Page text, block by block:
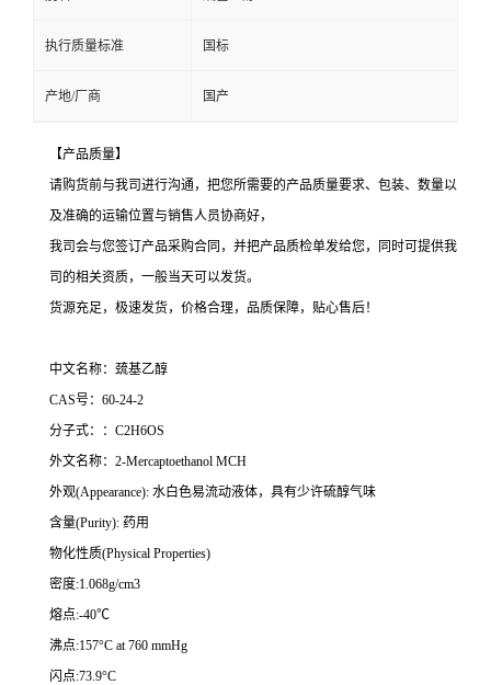
执行质量标准 国标
产地/厂商 国产
【产品质量】
请购货前与我司进行沟通，把您所需要的产品质量要求、包装、数量以
及准确的运输位置与销售人员协商好，
我司会与您签订产品采购合同，并把产品质检单发给您，同时可提供我
司的相关资质，一般当天可以发货。
货源充足，极速发货，价格合理，品质保障，贴心售后！
中文名称：巯基乙醇
CAS号：60-24-2
分子式：：C2H6OS
外文名称：2-Mercaptoethanol MCH
外观(Appearance): 水白色易流动液体，具有少许硫醇气味
含量(Purity): 药用
物化性质(Physical Properties)
密度:1.068g/cm3
熔点:-40℃
沸点:157°C at 760 mmHg
闪点:73.9°C